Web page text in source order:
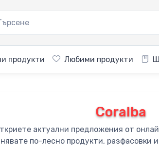
продукти Любими продукти
Coralba
актуални предложения от
по-лесно продукти, разфасовки